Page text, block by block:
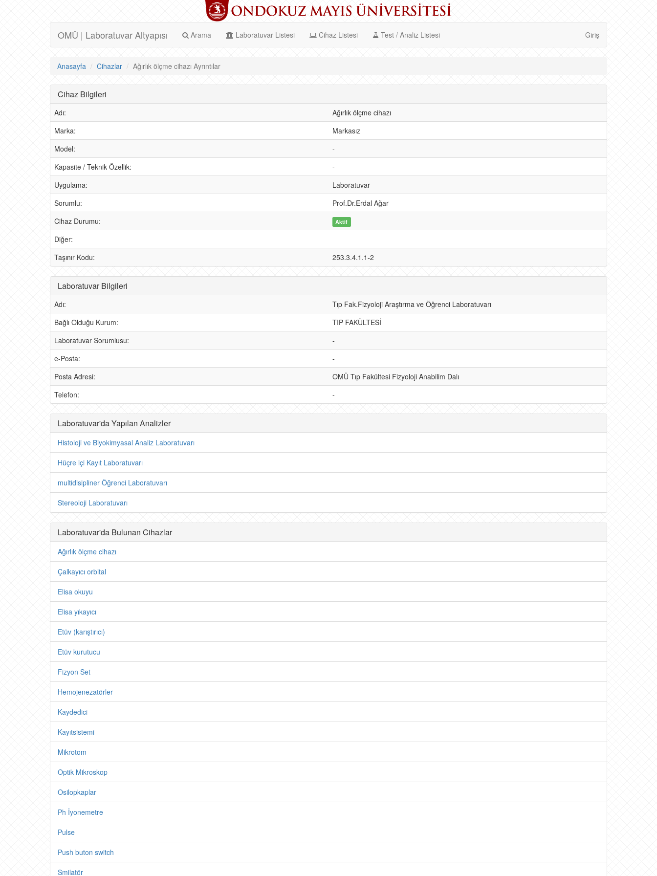
OMÜ | Laboratuvar Altyapısı Arama Laboratuvar Listesi Cihaz Listesi Test / Analiz Listesi Giriş
Anasayfa Cihazlar Ağırlık ölçme cihazı Ayrıntılar
Cihaz Bilgileri
Adı:
Ağırlık ölçme cihazı
Marka:
Markasız
Model:
-
Kapasite / Teknik Özellik:
-
Uygulama:
Laboratuvar
Sorumlu:
Prof.Dr.Erdal Ağar
Cihaz Durumu:
Aktif
Diğer:
Taşınır Kodu:
253.3.4.1.1-2
Laboratuvar Bilgileri
Adı:
Tıp Fak.Fizyoloji Araştırma ve Öğrenci Laboratuvarı
Bağlı Olduğu Kurum:
TIP FAKÜLTESİ
Laboratuvar Sorumlusu:
-
e-Posta:
-
Posta Adresi:
OMÜ Tıp Fakültesi Fizyoloji Anabilim Dalı
Telefon:
-
Laboratuvar'da Yapılan Analizler
Histoloji ve Biyokimyasal Analiz Laboratuvarı
Hüçre içi Kayıt Laboratuvarı
multidisipliner Öğrenci Laboratuvarı
Stereoloji Laboratuvarı
Laboratuvar'da Bulunan Cihazlar
Ağırlık ölçme cihazı
Çalkayıcı orbital
Elisa okuyu
Elisa yıkayıcı
Etüv (karıştırıcı)
Etüv kurutucu
Fizyon Set
Hemojenezatörler
Kaydedici
Kayıtsistemi
Mikrotom
Optik Mikroskop
Osilopkaplar
Ph İyonemetre
Pulse
Push buton switch
Smilatör